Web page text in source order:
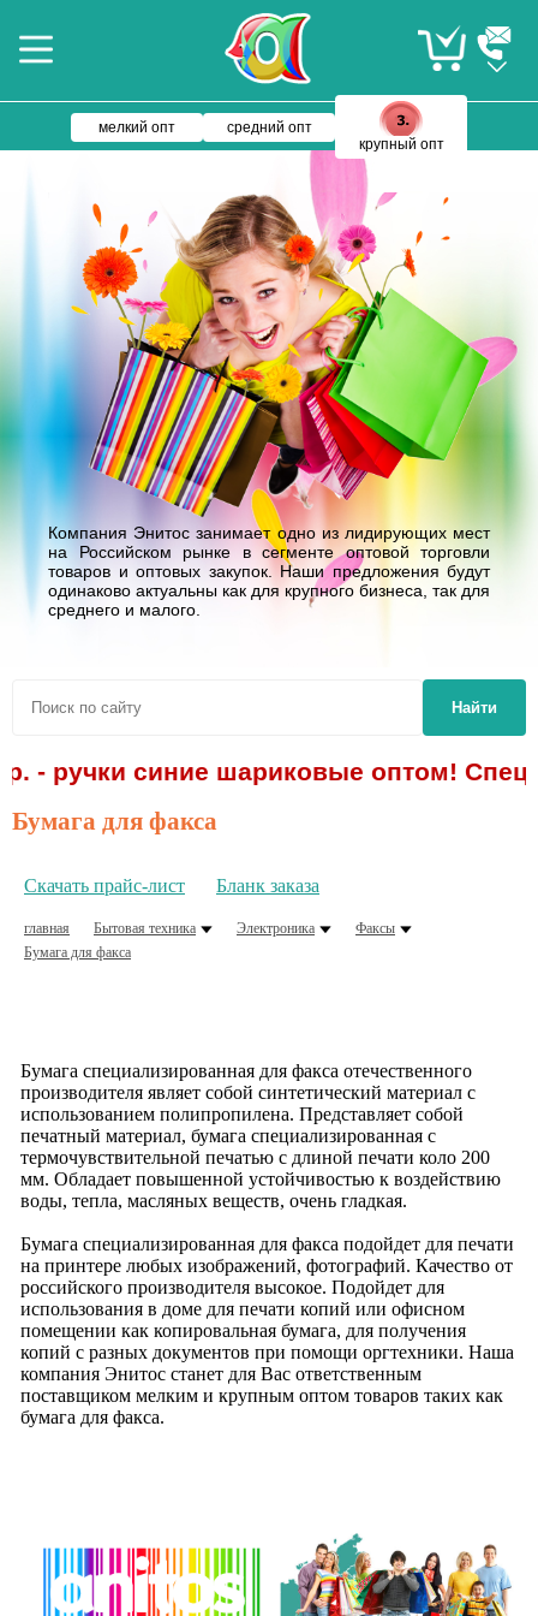
мелкий опт
средний опт
крупный опт
Компания Энитос занимает одно из лидирующих мест
на Российском рынке в сегменте оптовой торговли
товаров и оптовых закупок. Наши предложения будут
одинаково актуальны как для крупного бизнеса, так для
среднего и малого.
Найти
- ручки синие шариковые оптом!
Бумага для факса
Скачать прайс-лист Бланк заказа
главная Бытовая техника Электроника
Факсы
Бумага для факса
Бумага специализированная для факса отечественного
производителя являет собой синтетический материал c
использованием полипропилена. Представляет собой
печатный материал, бумага специализированная с
термочувствительной печатью с длиной печати коло 200
мм. Обладает повышенной устойчивостью к воздействию
воды, тепла, масляных веществ, очень гладкая.
Бумага специализированная для факса подойдет для печати
на принтере любых изображений, фотографий. Качество от
российского производителя высокое. Подойдет для
использования в доме для печати копий или офисном
помещении как копировальная бумага, для получения
копий с разных документов при помощи оргтехники. Наша
компания Энитос станет для Вас ответственным
поставщиком мелким и крупным оптом товаров таких как
бумага для факса.